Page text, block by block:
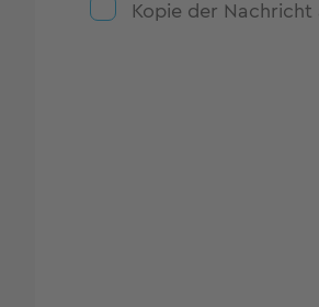
Kopie der Nachricht